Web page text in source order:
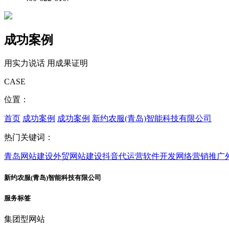
成功案例
用实力说话 用成果证明
CASE
位置：
首页 成功案例 成功案例 新约农服(青岛)智能科技有限公司
热门关键词：
青岛网站建设外贸网站建设抖音代运营软件开发网络营销推广
新约农服(青岛)智能科技有限公司
服务标签
集团型网站